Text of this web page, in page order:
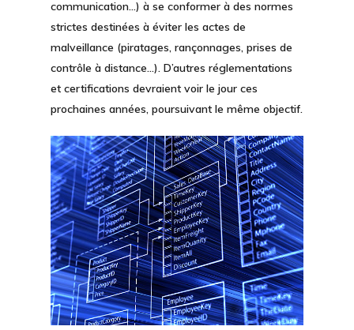
communication…) à se conformer à des normes
strictes destinées à éviter les actes de
malveillance (piratages, rançonnages, prises de
contrôle à distance…). D’autres réglementations
et certifications devraient voir le jour ces
prochaines années, poursuivant le même objectif.